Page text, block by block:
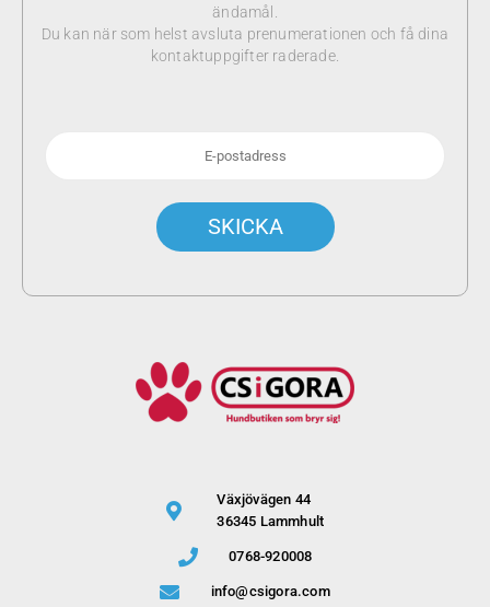
ändamål.
Du kan när som helst avsluta prenumerationen och få dina
kontaktuppgifter raderade.
Växjövägen 44
36345 Lammhult
0768-920008
info@csigora.com